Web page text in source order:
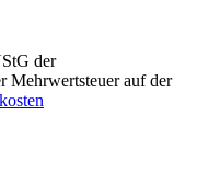
der
Mehrwertsteuer auf der